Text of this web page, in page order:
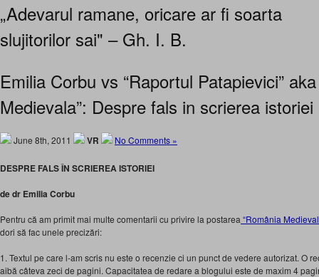
„Adevarul ramane, oricare ar fi soarta
slujitorilor sai" – Gh. I. B.
Emilia Corbu vs “Raportul Patapievici”
Medievala”: Despre fals in scrierea istoriei
June 8th, 2011 VR No Comments »
DESPRE FALS ÎN SCRIEREA ISTORIEI
de dr Emilia Corbu
Pentru că am primit mai multe comentarii cu privire la postarea “România
dori să fac unele precizări:
1. Textul pe care l-am scris nu este o recenzie ci un punct de vedere autorizat. O
aibă câteva zeci de pagini. Capacitatea de redare a blogului este de maxim 4